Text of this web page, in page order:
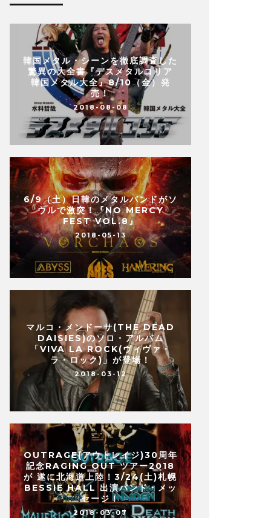
韓国メタル・シーンを徹底調査した
驚異の大全書『デスメタルコリア
韓国メタル大全』8/10（金）発
売！
2018-08-08
6/9（土）日韓のメタルバンドがソ
ウルで激突！『NO MERCY
FEST VOL.8』
2018-05-13
マルコ・メンドーサ(THE DEAD
DAISIES)のソロ・アルバム
「VIVA LA ROCK(ヴィヴァ・
ラ・ロック)」が登場！
2018-03-12
OUTRAGE(アウトレイジ)30周年
記念RAGING OUT ツアー2018
が 遂に北海道上陸！3/24(土)札幌
BESSIE HALL 出演バンド・メッ
セージ！
2018-03-07